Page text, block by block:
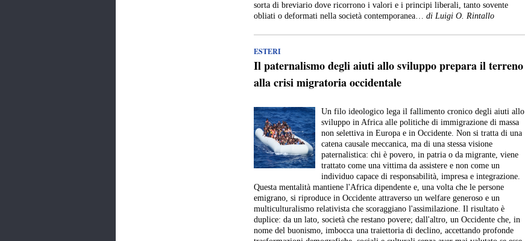
sorta di breviario dove ricorrono i valori e i principi liberali, tanto sovente
obliati o deformati nella società contemporanea… di Luigi O. Rintallo
ESTERI
Il paternalismo degli aiuti allo sviluppo prepara il terreno
alla crisi migratoria occidentale
Un filo ideologico lega il fallimento cronico degli aiuti allo
sviluppo in Africa alle politiche di immigrazione di massa
non selettiva in Europa e in Occidente. Non si tratta di una
catena causale meccanica, ma di una stessa visione
paternalistica: chi è povero, in patria o da migrante, viene
trattato come una vittima da assistere e non come un
individuo capace di responsabilità, impresa e integrazione.
Questa mentalità mantiene l'Africa dipendente e, una volta che le persone
emigrano, si riproduce in Occidente attraverso un welfare generoso e un
multiculturalismo relativista che scoraggiano l'assimilazione. Il risultato è
duplice: da un lato, società che restano povere; dall'altro, un Occidente che, in
nome del buonismo, imbocca una traiettoria di declino, accettando profonde